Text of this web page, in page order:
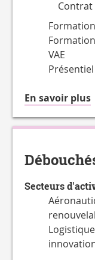
VAE
Présentiel
En savoir plusà
Secteurs